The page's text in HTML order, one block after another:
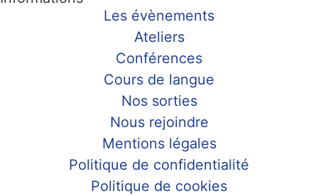
Les évènements
Ateliers
Conférences
Cours de langue
Nos sorties
Nous rejoindre
Mentions légales
Politique de confidentialité
Politique de cookies